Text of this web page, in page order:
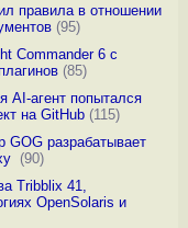
правила в отношении
(95)
Commander 6 c
(85)
AI-агент попытался
на GitHub(115)
GOG разрабатывает
(90)
Tribblix 41,
OpenSolaris и